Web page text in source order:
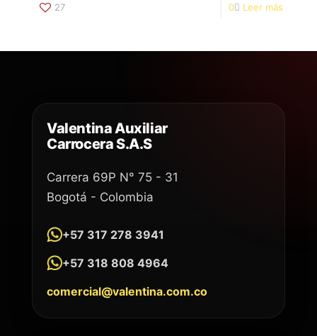
27 0 Leer más
Valentina Auxiliar
Carrocera S.A.S
Carrera 69P N° 75 - 31
Bogotá - Colombia
+57 317 278 3941
+57 318 808 4964
comercial@valentina.com.co